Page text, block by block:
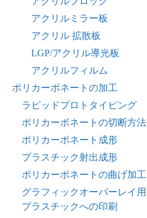
アクリルミラー板
アクリル 拡散板
LGP/アクリル導光板
アクリルフィルム
ポリカーボネートの加工
ラピッドプロトタイピング
ポリカーボネートの切断方法
ポリカーボネート成形
プラスチック射出成形
ポリカーボネートの曲げ加工
グラフィックオーバーレイ用
プラスチックへの印刷